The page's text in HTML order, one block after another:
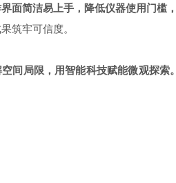
面简洁易上手，降低仪器使用门槛
筑牢可信度。
空间局限，用智能科技赋能微观探索